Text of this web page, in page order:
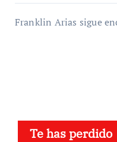
Franklin Arias sigue
Te has perdido